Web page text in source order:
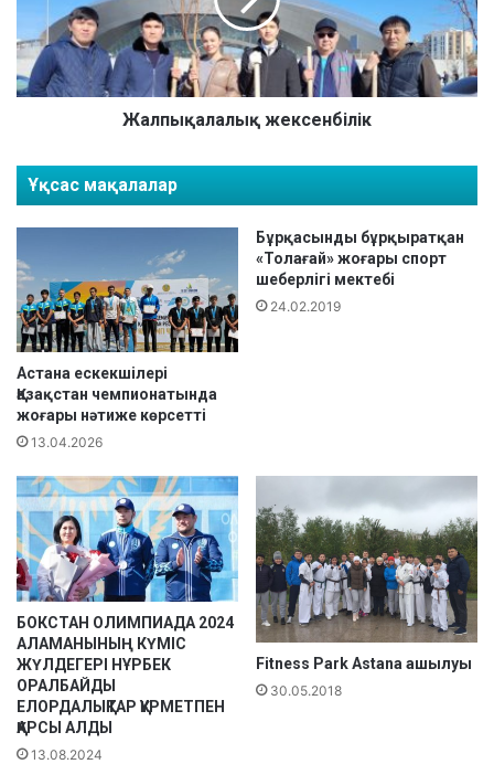
т
а
н
а
л
а
қ
е
с
е
н
б
і
л
і
к
Жалпықалалық жексенбілік
Ұқсас мақалалар
Астана ескекшілері
Қазақстан чемпионатында
жоғары нәтиже көрсетті
13.04.2026
Бұрқасынды бұрқыратқан
«Толағай» жоғары спорт
шеберлігі мектебі
24.02.2019
БОКСТАН ОЛИМПИАДА 2024
АЛАМАНЫНЫҢ КҮМІС
ЖҮЛДЕГЕРІ НҰРБЕК
ОРАЛБАЙДЫ
ЕЛОРДАЛЫҚТАР ҚҰРМЕТПЕН
ҚАРСЫ АЛДЫ
13.08.2024
Fitness Park Astana ашылуы
30.05.2018